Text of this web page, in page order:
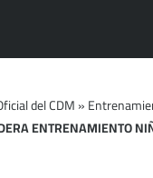
del CDM»
ENTRENAMIENTO